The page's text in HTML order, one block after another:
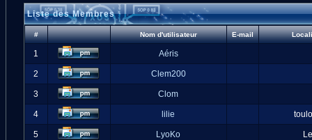
Liste des Membres
# Nom d'utilisateur E-mail
1 Aéris
2 Clem200
3 Clom
4 lilie
5 LyoKo